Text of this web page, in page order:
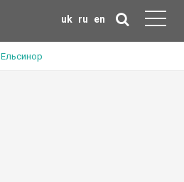
uk ru en
Ельсинор